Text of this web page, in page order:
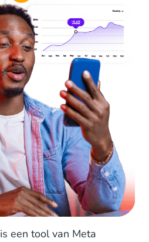
is een tool van Meta